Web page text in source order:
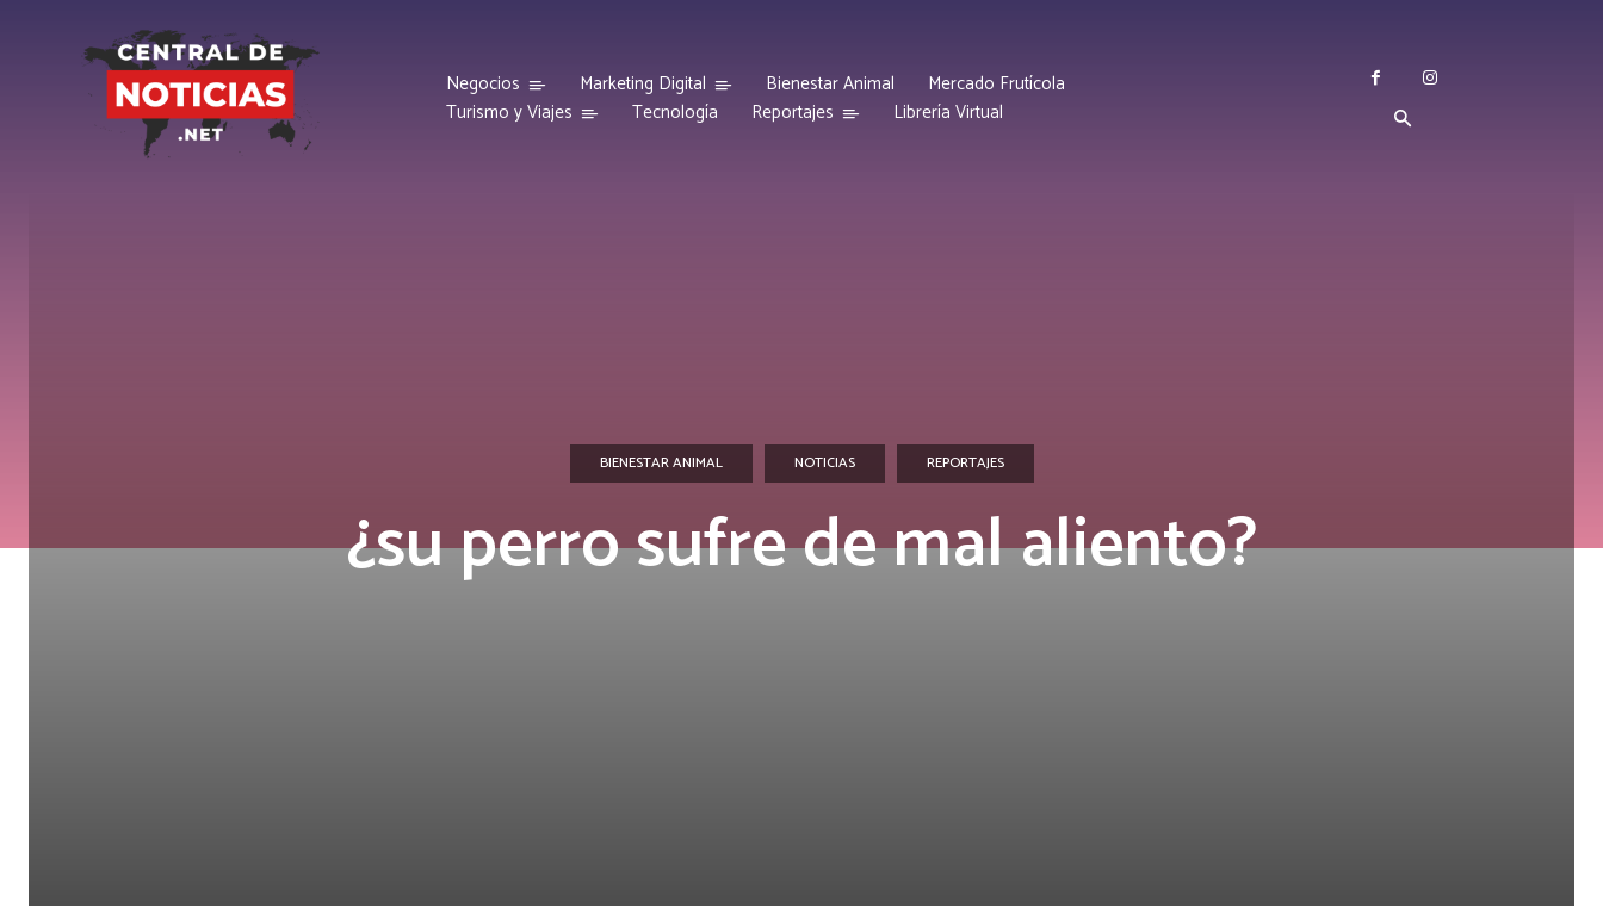
Negocios Marketing Digital Bienestar Animal
Mercado Frutícola
Turismo y Viajes
Tecnología Reportajes Librería Virtual
BIENESTAR ANIMAL NOTICIAS REPORTAJES
¿su perro sufre de mal aliento?